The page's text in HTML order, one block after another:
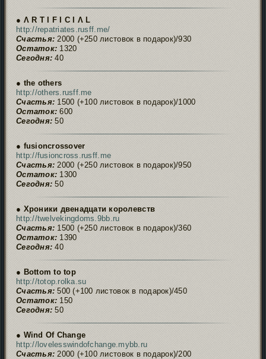
● Ʌ R T I F I C I Ʌ L
http://repatriates.rusff.me/
Счастья: 2000 (+250 листовок в подарок)/930
Остаток: 1320
Сегодня: 40
● the others
http://others.rusff.me
Счастья: 1500 (+100 листовок в подарок)/1000
Остаток: 600
Сегодня: 50
● fusioncrossover
http://fusioncross.rusff.me
Счастья: 2000 (+250 листовок в подарок)/950
Остаток: 1300
Сегодня: 50
● Хроники двенадцати королевств
http://twelvekingdoms.9bb.ru
Счастья: 1500 (+250 листовок в подарок)/360
Остаток: 1390
Сегодня: 40
● Bottom to top
http://totop.rolka.su
Счастья: 500 (+100 листовок в подарок)/450
Остаток: 150
Сегодня: 50
● Wind Of Change
http://lovelesswindofchange.mybb.ru
Счастья: 2000 (+100 листовок в подарок)/200